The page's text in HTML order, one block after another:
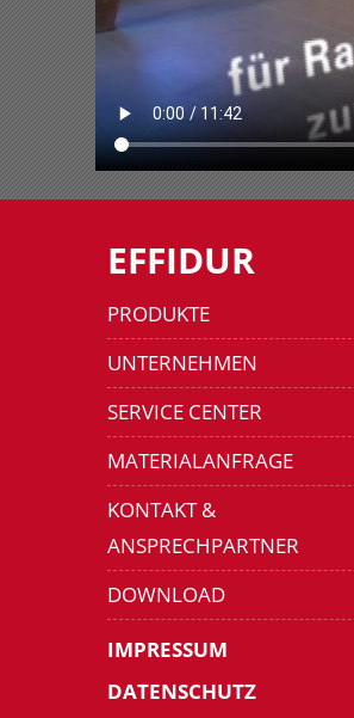
EFFIDUR
PRODUKTE
UNTERNEHMEN
SERVICE CENTER
MATERIALANFRAGE
KONTAKT &
ANSPRECHPARTNER
DOWNLOAD
IMPRESSUM
DATENSCHUTZ